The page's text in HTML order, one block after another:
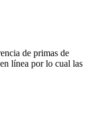
de primas de
línea por lo cual las